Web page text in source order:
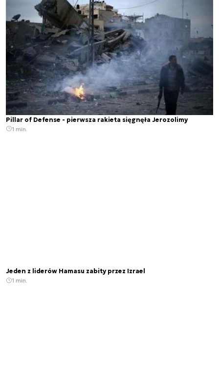
Pillar of Defense - pierwsza rakieta sięgnęła Jerozolimy
1 min.
Jeden z liderów Hamasu zabity przez Izrael
1 min.